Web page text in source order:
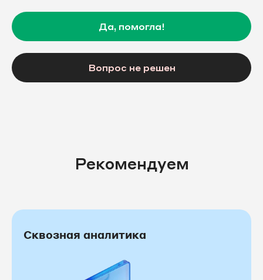
Да, помогла!
Вопрос не решен
Рекомендуем
Сквозная аналитика